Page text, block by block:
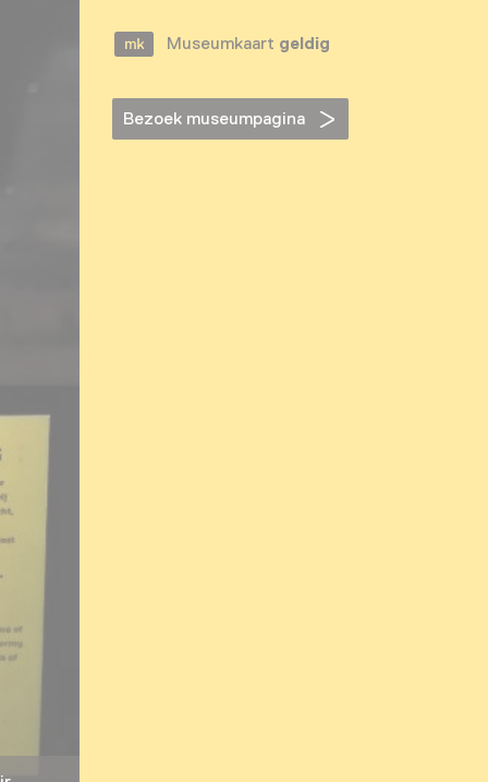
Museumkaart geldig
Bezoek museumpagina